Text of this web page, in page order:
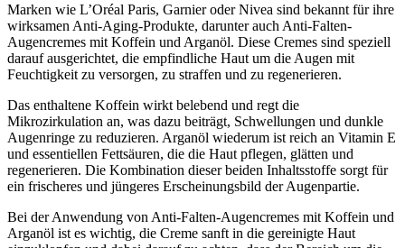
Marken wie L’Oréal Paris, Garnier oder Nivea sind bekannt für ihre
wirksamen Anti-Aging-Produkte, darunter auch Anti-Falten-
Augencremes mit Koffein und Arganöl. Diese Cremes sind speziell
darauf ausgerichtet, die empfindliche Haut um die Augen mit
Feuchtigkeit zu versorgen, zu straffen und zu regenerieren.
Das enthaltene Koffein wirkt belebend und regt die
Mikrozirkulation an, was dazu beiträgt, Schwellungen und dunkle
Augenringe zu reduzieren. Arganöl wiederum ist reich an Vitamin E
und essentiellen Fettsäuren, die die Haut pflegen, glätten und
regenerieren. Die Kombination dieser beiden Inhaltsstoffe sorgt für
ein frischeres und jüngeres Erscheinungsbild der Augenpartie.
Bei der Anwendung von Anti-Falten-Augencremes mit Koffein und
Arganöl ist es wichtig, die Creme sanft in die gereinigte Haut